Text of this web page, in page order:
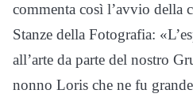
commenta così l’avvio della
Stanze della Fotografia:
all’arte da parte del nostro
nonno Loris che ne fu